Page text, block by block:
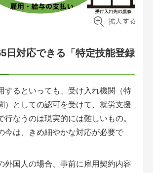
日対応できる「特定技能登録
するといっても、受け入れ機関（特
）としての認可を受けて、就労支援
行なうのは現実的には難しいもの。
今は、きめ細やかな対応が必要で
外国人の場合、事前に雇用契約内容